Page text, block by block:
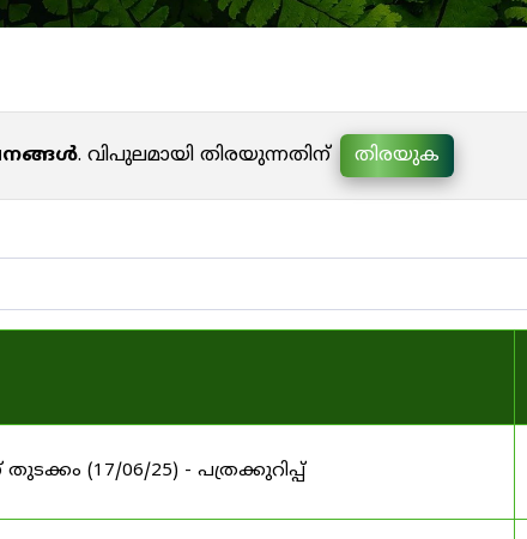
. വിപുലമായി തിരയുന്നതിന് തിരയുക
തുടക്കം (17/06/25) - പത്രക്കുറിപ്പ്